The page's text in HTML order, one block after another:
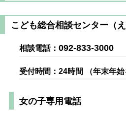
こども総合相談センター（え
相談電話：092-833-3000
受付時間：24時間 （年末年始
女の子専用電話